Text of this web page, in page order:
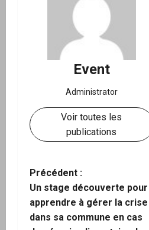
Event
Administrator
Voir toutes les
publications
N
a
Précédent :
Un stage découverte pour
apprendre à gérer la crise
dans sa commune en cas